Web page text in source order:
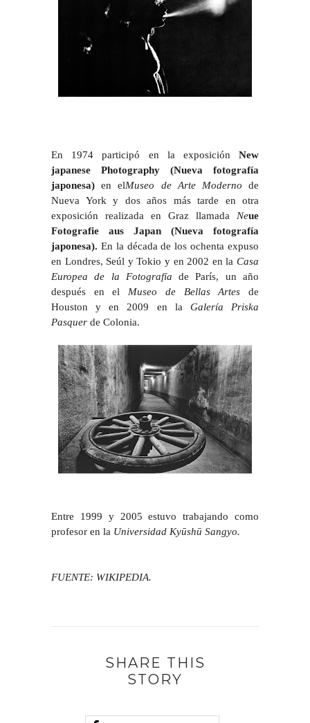
En 1974 participó en la exposición New
japanese Photography (Nueva fotografía
japonesa) en elMuseo de Arte Moderno de
Nueva York y dos años más tarde en otra
exposición realizada en Graz llamada Neue
Fotografie aus Japan (Nueva fotografía
japonesa). En la década de los ochenta expuso
en Londres, Seúl y Tokio y en 2002 en la Casa
Europea de la Fotografía de París, un año
después en el Museo de Bellas Artes de
Houston y en 2009 en la Galería Priska
Pasquer de Colonia.
Entre 1999 y 2005 estuvo trabajando como
profesor en la Universidad Kyūshū Sangyo.
FUENTE: WIKIPEDIA.
SHARE THIS
STORY